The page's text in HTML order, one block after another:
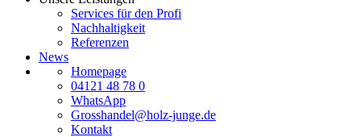
Services für den Profi
Nachhaltigkeit
Referenzen
News
Homepage
04121 48 78 0
WhatsApp
Grosshandel@holz-junge.de
Kontakt